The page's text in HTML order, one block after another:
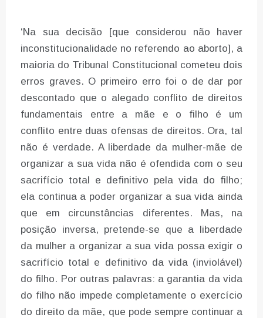
‘Na sua decisão [que considerou não haver
inconstitucionalidade no referendo ao aborto], a
maioria do Tribunal Constitucional cometeu dois
erros graves. O primeiro erro foi o de dar por
descontado que o alegado conflito de direitos
fundamentais entre a mãe e o filho é um
conflito entre duas ofensas de direitos. Ora, tal
não é verdade. A liberdade da mulher-mãe de
organizar a sua vida não é ofendida com o seu
sacrifício total e definitivo pela vida do filho;
ela continua a poder organizar a sua vida ainda
que em circunstâncias diferentes. Mas, na
posição inversa, pretende-se que a liberdade
da mulher a organizar a sua vida possa exigir o
sacrifício total e definitivo da vida (inviolável)
do filho. Por outras palavras: a garantia da vida
do filho não impede completamente o exercício
do direito da mãe, que pode sempre continuar a